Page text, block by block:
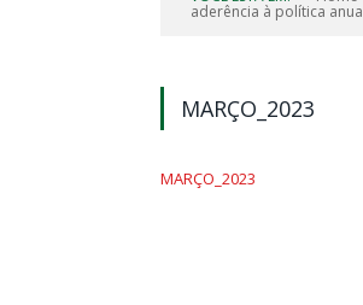
aderência à política
MARÇO_2023
MARÇO_2023